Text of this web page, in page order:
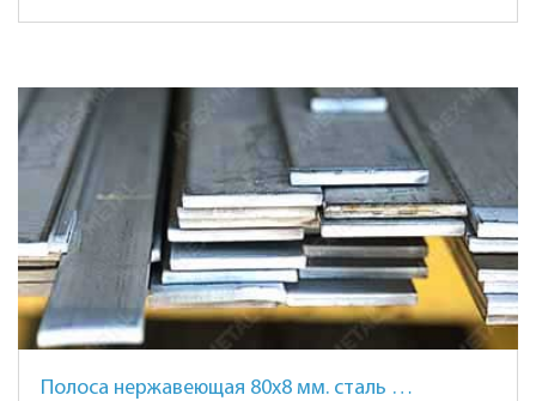
Полоса нержавеющая 80х8 мм. сталь AISI 304 (08Х18Н10)